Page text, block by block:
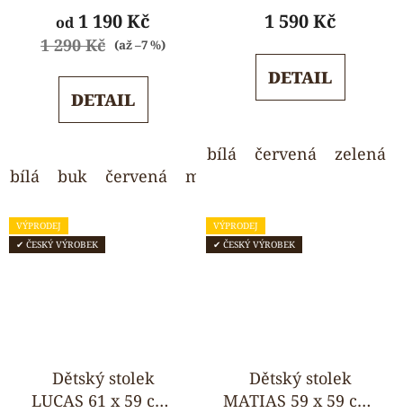
produktu
je
5
od1 190 Kč
1 290 Kč (až –7 %)
DETAIL
bílá buk červená modrá
produktu
5,0
z
1 590 Kč
DETAIL
bílá červená zelená
VÝPRODEJ
✔ ČESKÝ VÝROBEK
Dětský stolek
LUCAS 61 x 59 cm,
VÝPRODEJ
✔ ČESKÝ VÝROBEK
Dětský stolek
MATIAS 59 x 59 cm,